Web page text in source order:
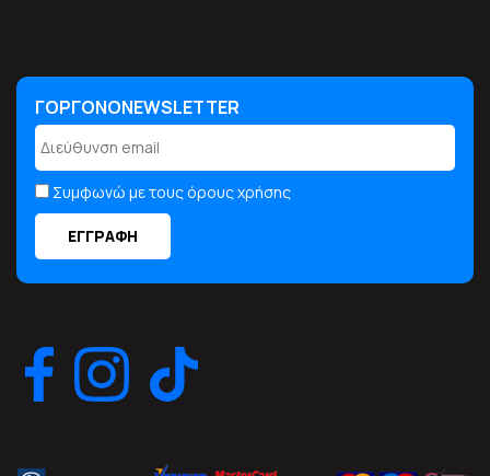
ΓΟΡΓΟΝΟNEWSLETTER
Συμφωνώ με τους όρους χρήσης